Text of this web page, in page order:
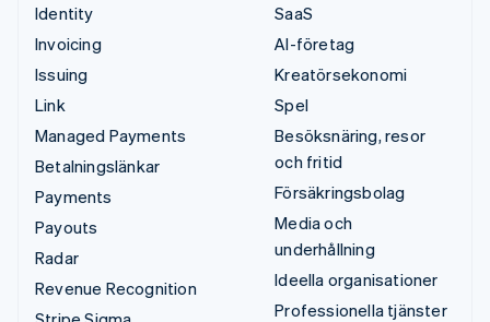
Identity
Invoicing
Issuing
Link
Managed Payments
Betalningslänkar
Payments
Payouts
Radar
Revenue Recognition
SaaS
AI-företag
Kreatörsekonomi
Spel
Besöksnäring, resor
och fritid
Försäkringsbolag
Media och
underhållning
Ideella organisationer
Professionella tjänster